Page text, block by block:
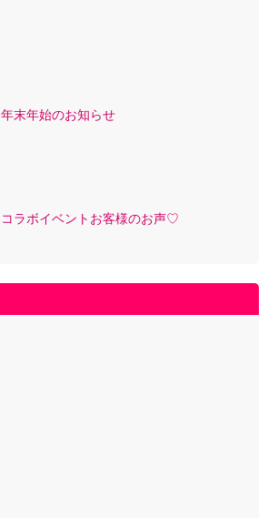
年末年始のお知らせ
コラボイベントお客様のお声♡